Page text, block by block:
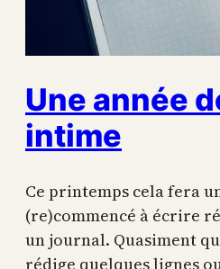
Une année
intime
Ce printemps cela fera
(re)commencé à écrire
un journal. Quasiment
rédige quelques lignes